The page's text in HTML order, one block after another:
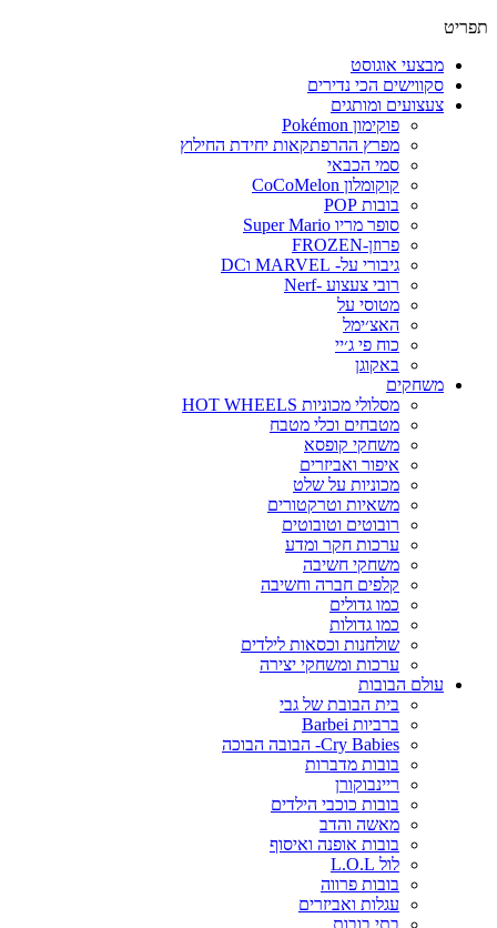
מבצעי אוגוסט
סקווישים הכי נדירים
צעצועים ומותגים
פוקימון Pokémon
מפרץ ההרפתקאות יחידת החילוץ
סמי הכבאי
קוקומלון CoCoMelon
בובות POP
סופר מריו Super Mario
פרוזן-FROZEN
גיבורי על- MARVEL וDC
רובי צעצוע -Nerf
מטוסי על
האצ׳ימל
כוח פי ג׳יי
באקוגן
משחקים
מסלולי מכוניות HOT WHEELS
מטבחים וכלי מטבח
משחקי קופסא
איפור ואביזרים
מכוניות על שלט
משאיות וטרקטורים
רובוטים וטובוטים
ערכות חקר ומדע
משחקי חשיבה
קלפים חברה וחשיבה
כמו גדולים
כמו גדולות
שולחנות וכסאות לילדים
ערכות ומשחקי יצירה
עולם הבובות
בית הבובת של גבי
ברביות Barbei
Cry Babies- הבובה הבוכה
בובות מדברות
ריינבוקורן
בובות כוכבי הילדים
מאשה והדב
בובות אופנה ואיסוף
לול L.O.L
בובות פרווה
עגלות ואביזרים
בתי בובות